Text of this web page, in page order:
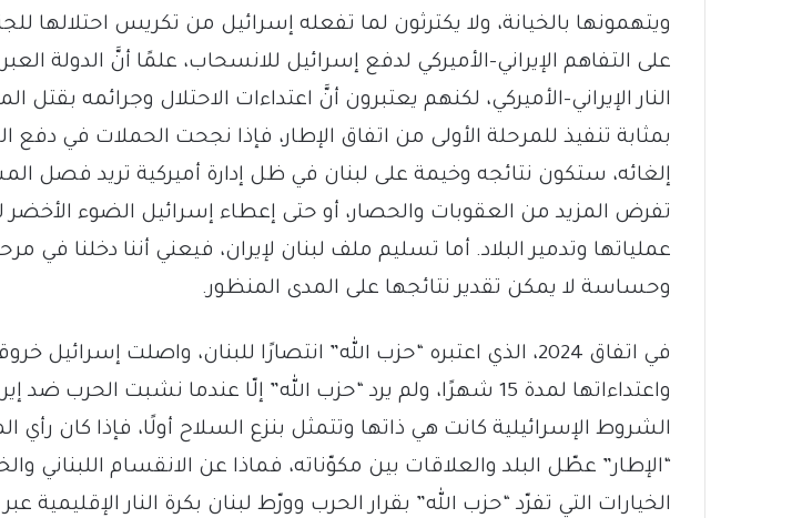
ويتهمونها بالخيانة، ولا يكترثون لما تفعله إسرائيل من تكريس احتلالها
على التفاهم الإيراني-الأميركي لدفع إسرائيل للانسحاب، علمًا أنَّ الدولة
النار الإيراني-الأميركي، لكنهم يعتبرون أنَّ اعتداءات الاحتلال وجرائمه بقتل
بمثابة تنفيذ للمرحلة الأولى من اتفاق الإطار، فإذا نجحت الحملات في دفع
إلغائه، ستكون نتائجه وخيمة على لبنان في ظل إدارة أميركية تريد فصل
تفرض المزيد من العقوبات والحصار، أو حتى إعطاء إسرائيل الضوء الأخضر
عملياتها وتدمير البلاد. أما تسليم ملف لبنان لإيران، فيعني أننا دخلنا في
وحساسة لا يمكن تقدير نتائجها على المدى المنظور.
في اتفاق 2024، الذي اعتبره “حزب الله” انتصارًا للبنان، واصلت إسرائيل
واعتداءاتها لمدة 15 شهرًا، ولم يرد “حزب الله” إلّا عندما نشبت الحرب ضد
الشروط الإسرائيلية كانت هي ذاتها وتتمثل بنزع السلاح أولًا، فإذا كان رأي
“الإطار” عطّل البلد والعلاقات بين مكوّناته، فماذا عن الانقسام اللبناني
الخيارات التي تفرّد “حزب الله” بقرار الحرب وورّط لبنان بكرة النار الإقليمية